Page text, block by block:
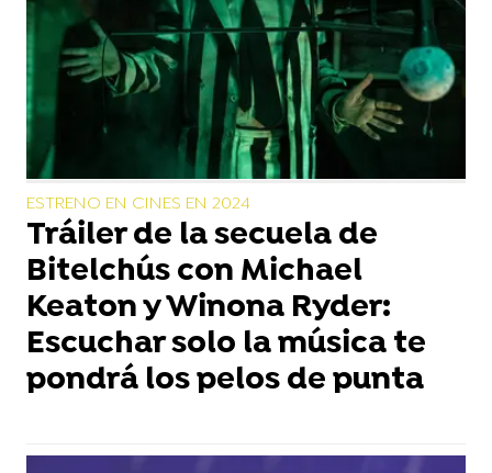
ESTRENO EN CINES EN 2024
Tráiler de la secuela de
Bitelchús con Michael
Keaton y Winona Ryder:
Escuchar solo la música te
pondrá los pelos de punta